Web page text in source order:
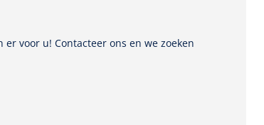
voor u! Contacteer ons en we zoeken